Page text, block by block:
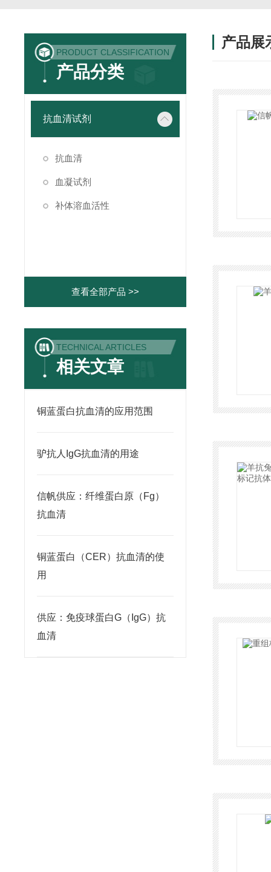
PRODUCT CLASSIFICATION
产品分类
抗血清试剂
抗血清
血凝试剂
补体溶血活性
查看全部产品 >>
TECHNICAL ARTICLES
相关文章
铜蓝蛋白抗血清的应用范围
驴抗人IgG抗血清的用途
信帆供应：纤维蛋白原（Fg）
抗血清
铜蓝蛋白（CER）抗血清的使
用
供应：免疫球蛋白G（IgG）抗
血清
产品展